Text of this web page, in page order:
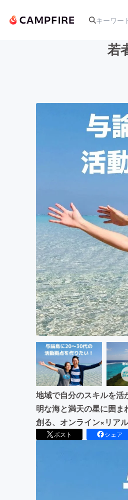
アート・
テクノ
ビジネス
まちづ
若
地域で自分のスキルを
明な海と満天の星に囲
創る、オンライン×リア
ポスト シェア